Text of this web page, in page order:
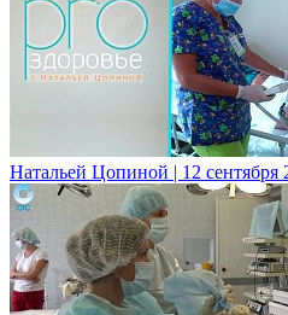
Натальей Цопиной | 12